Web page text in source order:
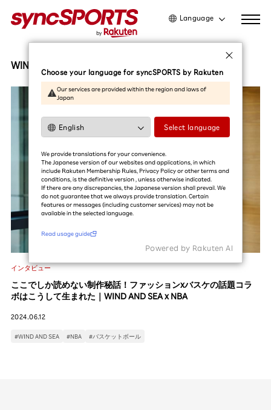
Language
日本語
简体中文
WIND AND SEA
インタビュー
ここでしか読めない制作秘話！ファッションxバスケの話題コラ
ボはこうして生まれた｜WIND AND SEA x NBA
2024.06.12
#WIND AND SEA #NBA #バスケットボール
Choose your language for syncSPORTS by Rakuten
Our services are provided within the region and laws of
Japan
Select language
We provide translations for your convenience.
The Japanese version of our websites and applications, in which
include Rakuten Membership Rules, Privacy Policy or other terms and
conditions, is the definitive version , unless otherwise indicated.
If there are any discrepancies, the Japanese version shall prevail. We
do not guarantee that we always provide translation. Certain
features or messages (including customer services) may not be
available in the selected language.​
Read usage guide
Powered by Rakuten Al
利用ガイドを読む